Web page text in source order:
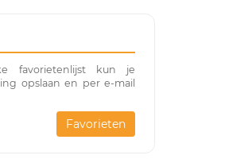
favorietenlijst kun je
opslaan en per e-mail
Favorieten